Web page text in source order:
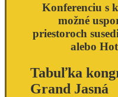
Konferenciu s
možné
priestoroch
alebo
Tabuľka
Grand Jasná